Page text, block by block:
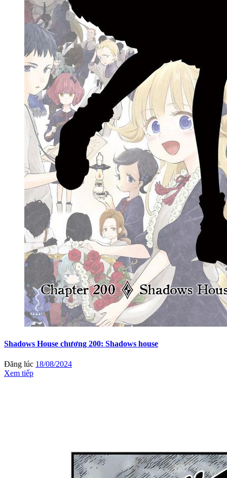
Shadows House chương 200: Shadows house
Đăng lúc 18/08/2024
Xem tiếp